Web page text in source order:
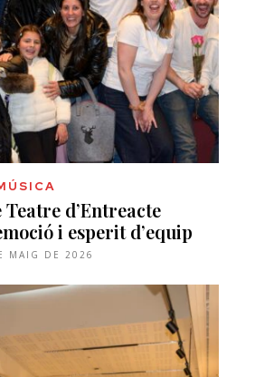
d’Entreacte
i esperit d’equip
MAIG DE 2026